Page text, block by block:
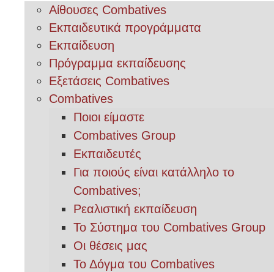
Αίθουσες Combatives
Εκπαιδευτικά προγράμματα
Εκπαίδευση
Πρόγραμμα εκπαίδευσης
Εξετάσεις Combatives
Combatives
Ποιοι είμαστε
Combatives Group
Εκπαιδευτές
Για ποιούς είναι κατάλληλο το
Combatives;
Ρεαλιστική εκπαίδευση
Το Σύστημα του Combatives Group
Οι θέσεις μας
Το Δόγμα του Combatives